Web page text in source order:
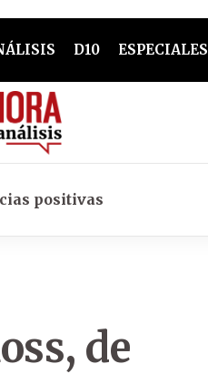
D10 ESPECIALES
positivas
de